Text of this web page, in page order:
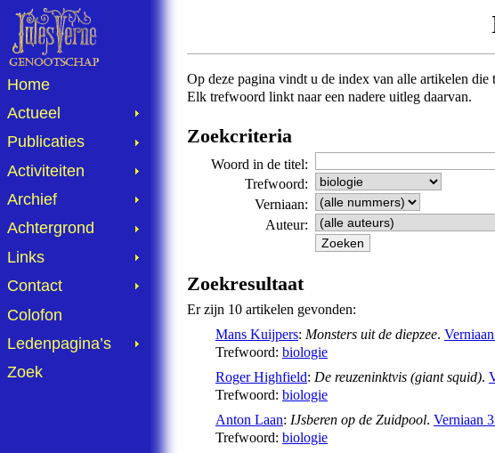
Op deze pagina vindt u de index van alle artikelen die
Elk trefwoord linkt naar een nadere uitleg daarvan.
Zoekcriteria
Woord in de titel:
Trefwoord:
Verniaan:
Auteur:
Zoekresultaat
Er zijn 10 artikelen gevonden:
Mans Kuijpers: Monsters uit de diepzee.
Trefwoord: biologie
Roger Highfield: De reuzeninktvis (giant squid).
Trefwoord: biologie
Anton Laan: IJsberen op de Zuidpool. Verniaan
Trefwoord: biologie
Home
Actueel
Publicaties
Activiteiten
Archief
Achtergrond
Links
Contact
Colofon
Ledenpagina’s
Zoek